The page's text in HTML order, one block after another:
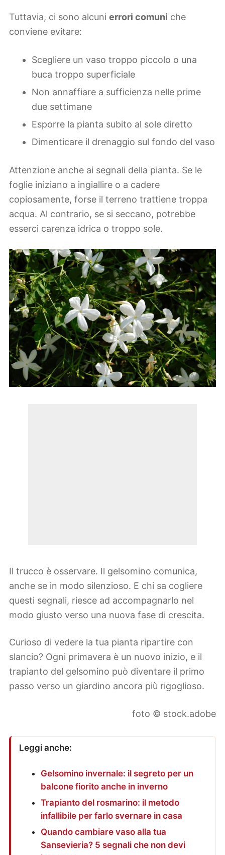
Tuttavia, ci sono alcuni errori comuni che
conviene evitare:
Scegliere un vaso troppo piccolo o una
buca troppo superficiale
Non annaffiare a sufficienza nelle prime
due settimane
Esporre la pianta subito al sole diretto
Dimenticare il drenaggio sul fondo del vaso
Attenzione anche ai segnali della pianta. Se le
foglie iniziano a ingiallire o a cadere
copiosamente, forse il terreno trattiene troppa
acqua. Al contrario, se si seccano, potrebbe
esserci carenza idrica o troppo sole.
Il trucco è osservare. Il gelsomino comunica,
anche se in modo silenzioso. E chi sa cogliere
questi segnali, riesce ad accompagnarlo nel
modo giusto verso una nuova fase di crescita.
Curioso di vedere la tua pianta ripartire con
slancio? Ogni primavera è un nuovo inizio, e il
trapianto del gelsomino può diventare il primo
passo verso un giardino ancora più rigoglioso.
foto © stock.adobe
Leggi anche:
Gelsomino invernale: il segreto per un
balcone fiorito anche in inverno
Trapianto del rosmarino: il metodo
infallibile per farlo svernare in casa
Quando cambiare vaso alla tua
Sansevieria? 5 segnali che non devi